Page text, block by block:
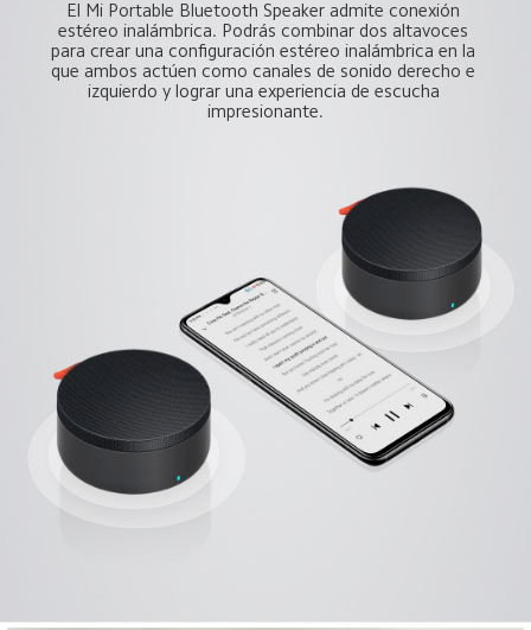
El Mi Portable Bluetooth Speaker admite conexión
estéreo inalámbrica. Podrás combinar dos altavoces
para crear una configuración estéreo inalámbrica en la
que ambos actúen como canales de sonido derecho e
izquierdo y lograr una experiencia de escucha
impresionante.